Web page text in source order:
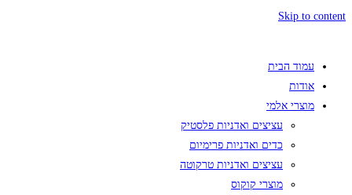
Skip to content
עמוד הבית
אודות
מוצרי אלמי
עציצים ואדניות פלסטיק
כדים ואדניות פרימיום
עציצים ואדניות טרקוטה
מוצרי קוקוס